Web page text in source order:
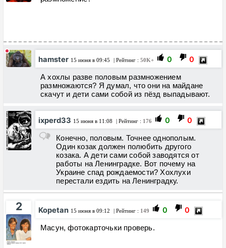
hamster 15 июня в 09:45 | Рейтинг : 50K+ 0 0
А хохлы разве половым размножением
размножаются? Я думал, что они на майдане
скачут и дети сами собой из пёзд выпадывают.
ixperd33 15 июня в 11:08 | Рейтинг : 176 0 0
Конечно, половым. Точнее однополым.
Один козак должен полюбить другого
козака. А дети сами собой заводятся от
работы на Ленинградке. Вот почему на
Украине спад рождаемости? Хохлухи
перестали ездить на Ленинградку.
2 Kopetan 15 июня в 09:12 | Рейтинг : 149 0 0
Масун, фотокарточьки проверь.